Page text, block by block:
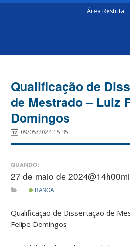
Área Restrita
Qualificação de
de Mestrado – Luiz
Domingos
09/05/2024 15:35
QUANDO:
27 de maio de
BANCA
Qualificação de Dissertação de
Felipe Domingos